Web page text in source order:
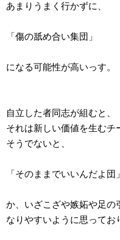
あまりうまく行かずに、
「傷の舐め合い集団」
になる可能性が高いっす。
自立した者同志が組むと、
それは新しい価値を生むチ
そうでないと、
「そのままでいいんだよ団」
か、いざこざや嫉妬や足の
なりやすいように思ってお